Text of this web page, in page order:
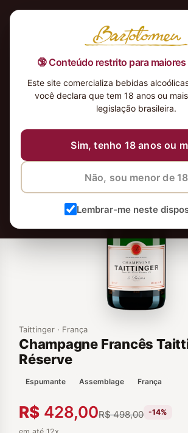
🔞 Conteúdo restrito para maiores
Este site comercializa bebidas
você declara que tem 18 anos ou
legislação brasileira.
Sim, tenho 18 anos ou
Não, sou menor de 18
Lembrar-me neste
Taittinger · França
Champagne Francês
Réserve
Espumante Assemblage França
R$ 428,00R$498,00 -14%